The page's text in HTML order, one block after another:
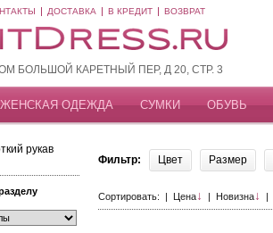
ДОСТАВКА В КРЕДИТ ВОЗВРАТ
БОЛЬШОЙ КАРЕТНЫЙ ПЕР, Д 20, СТР. 3
ЖЕНСКАЯ ОДЕЖДА СУМКИ ОБУВЬ
рукав
Фильтр: Цвет Размер
Сортировать: | Цена↓ | Новизна↓ |